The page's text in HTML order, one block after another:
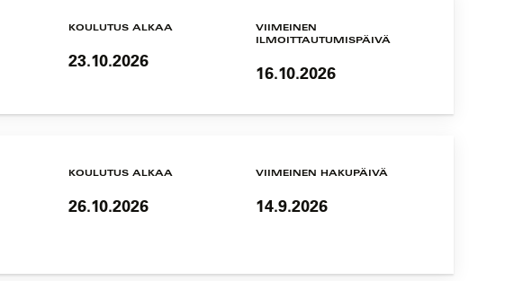
KOULUTUS ALKAA
23.10.2026
VIIMEINEN
ILMOITTAUTUMISPÄIVÄ
16.10.2026
KOULUTUS ALKAA
26.10.2026
VIIMEINEN HAKUPÄIVÄ
14.9.2026